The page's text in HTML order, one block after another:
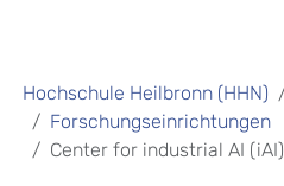
Hochschule Heilbronn (HHN)
Forschungseinrichtungen
Center for industrial AI (iAI)